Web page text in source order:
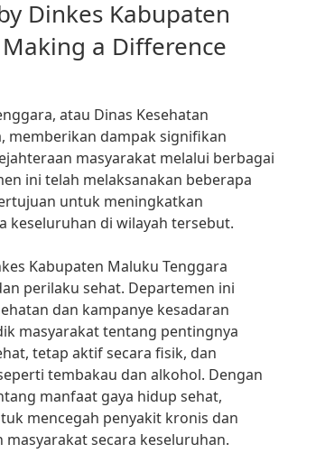
Dinkes Kabupaten
a Difference
atau Dinas Kesehatan
memberikan dampak signifikan
masyarakat melalui berbagai
ini telah melaksanakan beberapa
untuk meningkatkan
keseluruhan di wilayah tersebut.
Kabupaten Maluku Tenggara
perilaku sehat. Departemen ini
dan kampanye kesadaran
masyarakat tentang pentingnya
tetap aktif secara fisik, dan
tembakau dan alkohol. Dengan
manfaat gaya hidup sehat,
mencegah penyakit kronis dan
secara keseluruhan.